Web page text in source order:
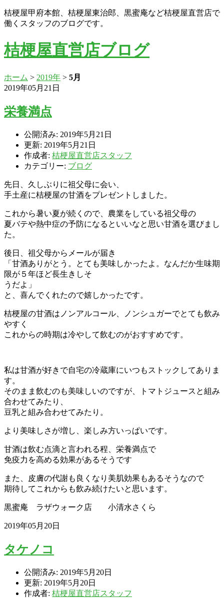
桔梗屋甲府本館、桔梗屋東治郎、黒蜜庵など桔梗屋直営店で
働くスタッフのブログです。
桔梗屋直営店ブログ
ホーム > 2019年 > 5月
2019年05月21日
栄養満点
公開済み: 2019年5月21日
更新: 2019年5月21日
作成者: 桔梗屋直営店スタッフ
カテゴリー: ブログ
先日、久しぶりに祖父母に会い、
手土産に桔梗屋の甘酒をプレゼントしました。
これから暑い夏が続くので、農業をしている祖父母の
夏バテや熱中症の予防になるといいなと思い甘酒を選びまし
た。
後日、祖父母からメールが届き
「甘酒ありがとう。とても美味しかったよ。なんだか生味期
限が５年ほど長生きしそ
うだよ」
と、喜んでくれたので嬉しかったです。
桔梗屋の甘酒はノンアルコール、ノンシュガーでとても飲み
やすく
これからの時期は冷やして飲むのがおすすめです。
私は甘酒が好きで自宅の冷蔵庫にいつもストックしてありま
す。
そのまま飲むのも美味しいのですが、トマトジュースと組み
合わせてみたり、
豆乳と組み合わせてみたり。
より美味しさが増し、楽しみ方いっぱいです。
甘酒は飲む点滴と言われる程、栄養満点で
免疫力を高める効果があるそうです
また、皮膚の代謝も良くなり美肌効果もあるそうなので
期待してこれからも飲み続けたいと思います。
黒蜜庵 ラザウォーク店 小清水さくら
2019年05月20日
タケノコ
公開済み: 2019年5月20日
更新: 2019年5月20日
作成者: 桔梗屋直営店スタッフ